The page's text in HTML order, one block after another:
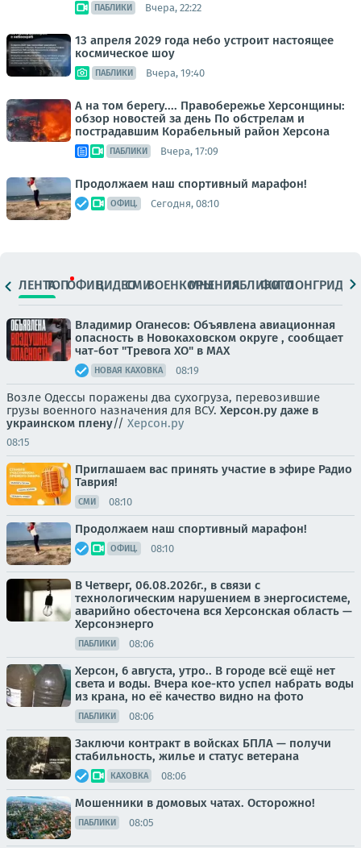
ПАБЛИКИ Вчера, 22:22
13 апреля 2029 года небо устроит настоящее
космическое шоу
ПАБЛИКИ Вчера, 19:40
А на том берегу.... Правобережье Херсонщины:
обзор новостей за день По обстрелам и
пострадавшим Корабельный район Херсона
ПАБЛИКИ Вчера, 17:09
Продолжаем наш спортивный марафон!
ОФИЦ. Сегодня, 08:10
ЛЕНТАТОПОФИЦ.ВИДЕОСМИВОЕНКОРЫМНЕНИЯПАБЛИКИ
ФОТОЛОНГРИДЫ
Владимир Оганесов: Объявлена авиационная
опасность в Новокаховском округе , сообщает
чат-бот "Тревога ХО" в MAX
НОВАЯ КАХОВКА 08:19
Возле Одессы поражены два сухогруза, перевозившие
грузы военного назначения для ВСУ. Херсон.ру даже в
украинском плену// Херсон.ру
08:15
Приглашаем вас принять участие в эфире Радио
Таврия!
СМИ 08:10
Продолжаем наш спортивный марафон!
ОФИЦ. 08:10
В Четверг, 06.08.2026г., в связи с
технологическим нарушением в энергосистеме,
аварийно обесточена вся Херсонская область —
Херсонэнерго
ПАБЛИКИ 08:06
Херсон, 6 августа, утро.. В городе всё ещё нет
света и воды. Вчера кое-кто успел набрать воды
из крана, но её качество видно на фото
ПАБЛИКИ 08:06
Заключи контракт в войсках БПЛА — получи
стабильность, жилье и статус ветерана
КАХОВКА 08:06
Мошенники в домовых чатах. Осторожно!
ПАБЛИКИ 08:05